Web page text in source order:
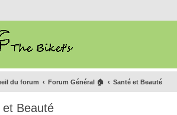
du forum Forum Général 🏠 Santé et Beauté
et Beauté